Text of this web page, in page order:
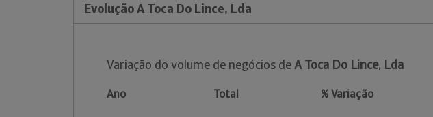
Evolução A Toca Do Lince, Lda
Variação do volume de negócios deA Toca Do Lince, Lda
Ano Total % Variação